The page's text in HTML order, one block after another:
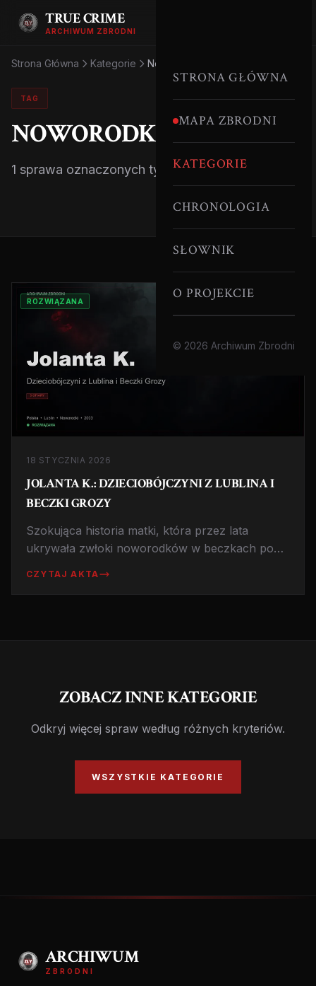
TRUE CRIME
ARCHIWUM ZBRODNI
STRONA GŁÓWNA
MAPA ZBRODNI
KATEGORIE
CHRONOLOGIA
SŁOWNIK
O PROJEKCIE
© 2026 Archiwum Zbrodni
Strona Główna Kategorie Noworodki
TAG
NOWORODKI
1 sprawa oznaczonych tym tagiem.
ROZWIĄZANA
18 STYCZNIA 2026
JOLANTA K.: DZIECIOBÓJCZYNI Z LUBLINA I
BECZKI GROZY
Szokująca historia matki, która przez lata
ukrywała zwłoki noworodków w beczkach po
CZYTAJ AKTA
ZOBACZ INNE KATEGORIE
Odkryj więcej spraw według różnych kryteriów.
WSZYSTKIE KATEGORIE
ARCHIWUM
ZBRODNI